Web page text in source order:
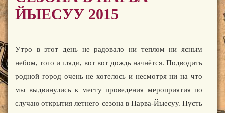
ЙЫЕСУУ 2015
Утро в этот день не радовало ни теплом ни ясным
небом, того и гляди, вот вот дождь начнётся. Подводить
родной город очень не хотелось и несмотря ни на что
мы выдвинулись к месту проведения мероприятия по
случаю открытия летнего сезона в Нарва-Йыесуу. Пусть